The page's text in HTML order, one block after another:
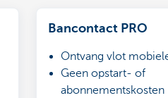
Bancontact PRO
Ontvang vlot
Geen opstart- of
abonnementskosten